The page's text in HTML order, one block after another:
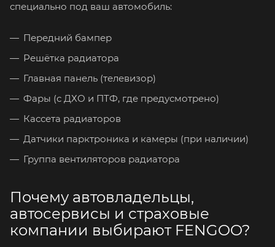
специально под ваш автомобиль:
Передний бампер
Решётка радиатора
Главная панель (телевизор)
Фары (с ДХО и ПТФ, где предусмотрено)
Кассета радиаторов
Датчики парктроника и камеры (при наличии)
Группа вентиляторов радиатора
Почему автовладельцы,
автосервисы и страховые
компании выбирают FENGOO?